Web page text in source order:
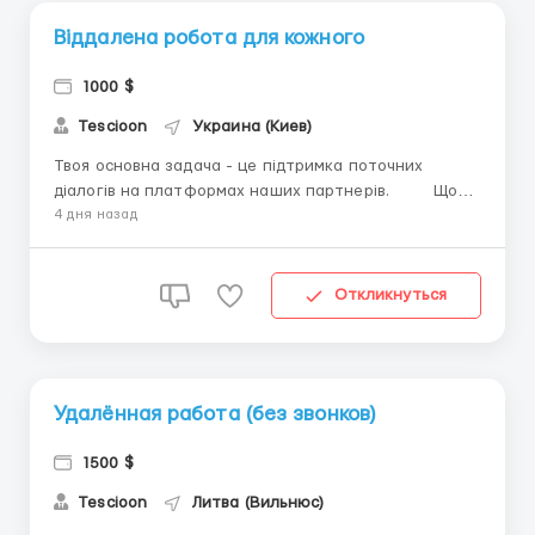
Віддалена робота для кожного
1000 $
Tescioon Украина (Киев)
Твоя основна задача - це підтримка поточних
діалогів на платформах наших партнерів. Що
необхідно від кандидата 📍зайнятість від 6 годин ,
4 дня назад
Откликнуться
Удалённая работа (без звонков)
1500 $
Tescioon Литва (Вильнюс)